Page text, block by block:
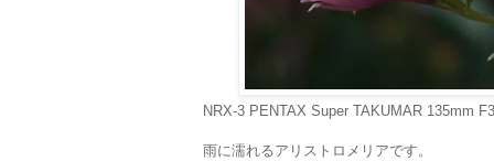
NRX-3 PENTAX Super TAKUMAR 135mm
雨に濡れるアリストロメリアです。